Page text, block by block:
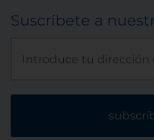
Suscríbete a